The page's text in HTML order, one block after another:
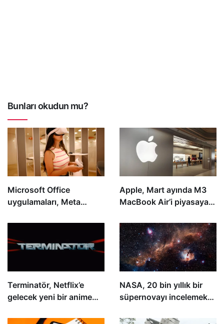
Bunları okudun mu?
Microsoft Office
uygulamaları, Meta
geliyor
Apple, Mart ayında M3
MacBook Air’i piyasaya
yeni iPad Pro ve iPad Air
ile geliştirebilir
Terminatör, Netflix’e
gelecek yeni bir anime
NASA, 20 bin yıllık bir
süpernovayı incelemek